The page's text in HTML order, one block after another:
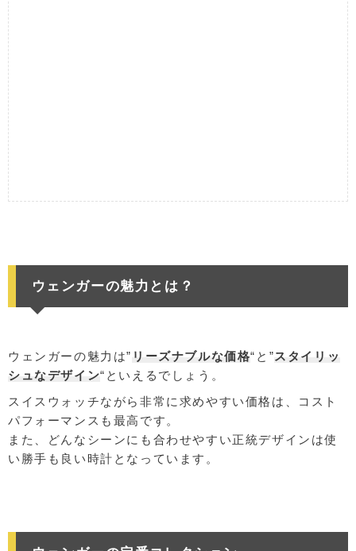
ウェンガーの魅力とは？
ウェンガーの魅力は” リーズナブルな価格“と”スタイリッ
シュなデザイン“といえるでしょう。
スイスウォッチながら非常に求めやすい価格は、コスト
パフォーマンスも最高です。
また、どんなシーンにも合わせやすい正統デザインは使
い勝手も良い時計となっています。